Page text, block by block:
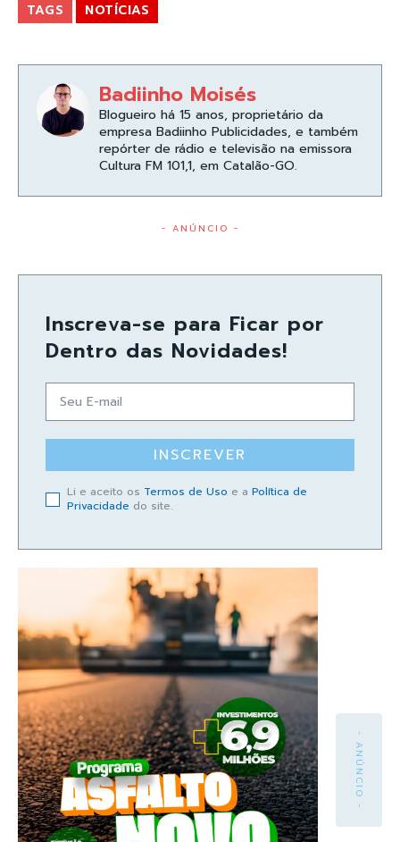
TAGS NOTÍCIAS
Badiinho Moisés
Blogueiro há 15 anos, proprietário da
empresa Badiinho Publicidades, e também
repórter de rádio e televisão na emissora
Cultura FM 101,1, em Catalão-GO.
- ANÚNCIO -
Inscreva-se para Ficar por
Dentro das Novidades!
INSCREVER
Li e aceito os Termos de Uso e a Política de
Privacidade do site.
- ANÚNCIO -